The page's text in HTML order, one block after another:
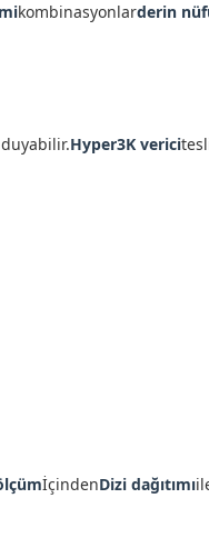
kombinasyonlarderin
Hyper3K verici
İçindenDizi dağıtımı